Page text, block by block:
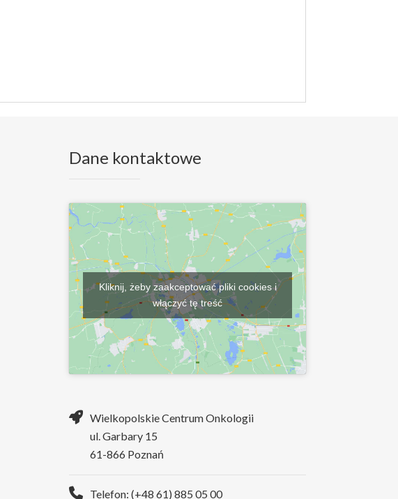
Dane kontaktowe
Kliknij, żeby zaakceptować pliki cookies i
włączyć tę treść
Wielkopolskie Centrum Onkologii
ul. Garbary 15
61-866 Poznań
Telefon: (+48 61) 885 05 00